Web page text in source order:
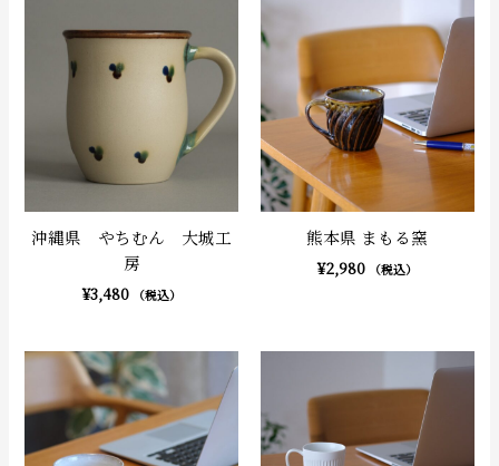
沖縄県 やちむん 大城工
房
¥3,480 （税込）
熊本県 まもる窯
¥2,980 （税込）